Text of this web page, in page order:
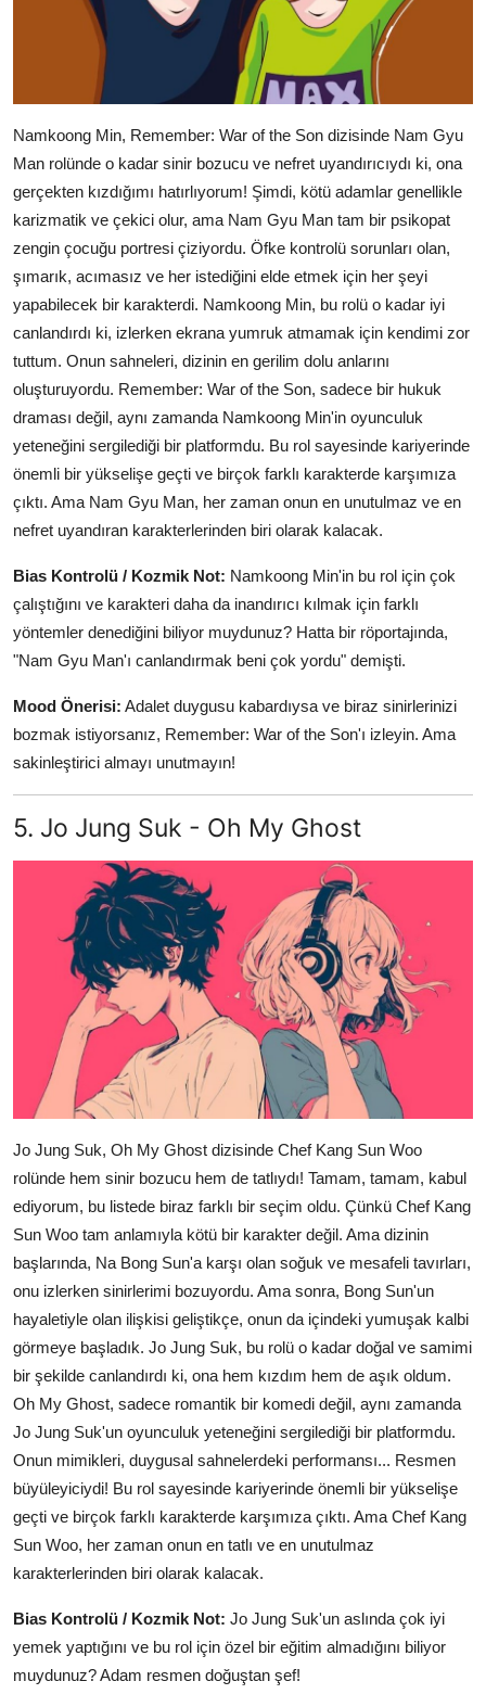
Namkoong Min, Remember: War of the Son dizisinde Nam Gyu
Man rolünde o kadar sinir bozucu ve nefret uyandırıcıydı ki, ona
gerçekten kızdığımı hatırlıyorum! Şimdi, kötü adamlar genellikle
karizmatik ve çekici olur, ama Nam Gyu Man tam bir psikopat
zengin çocuğu portresi çiziyordu. Öfke kontrolü sorunları olan,
şımarık, acımasız ve her istediğini elde etmek için her şeyi
yapabilecek bir karakterdi. Namkoong Min, bu rolü o kadar iyi
canlandırdı ki, izlerken ekrana yumruk atmamak için kendimi zor
tuttum. Onun sahneleri, dizinin en gerilim dolu anlarını
oluşturuyordu. Remember: War of the Son, sadece bir hukuk
draması değil, aynı zamanda Namkoong Min'in oyunculuk
yeteneğini sergilediği bir platformdu. Bu rol sayesinde kariyerinde
önemli bir yükselişe geçti ve birçok farklı karakterde karşımıza
çıktı. Ama Nam Gyu Man, her zaman onun en unutulmaz ve en
nefret uyandıran karakterlerinden biri olarak kalacak.
Bias Kontrolü / Kozmik Not: Namkoong Min'in bu rol için çok
çalıştığını ve karakteri daha da inandırıcı kılmak için farklı
yöntemler denediğini biliyor muydunuz? Hatta bir röportajında,
"Nam Gyu Man'ı canlandırmak beni çok yordu" demişti.
Mood Önerisi: Adalet duygusu kabardıysa ve biraz sinirlerinizi
bozmak istiyorsanız, Remember: War of the Son'ı izleyin. Ama
sakinleştirici almayı unutmayın!
5. Jo Jung Suk - Oh My Ghost
Jo Jung Suk, Oh My Ghost dizisinde Chef Kang Sun Woo
rolünde hem sinir bozucu hem de tatlıydı! Tamam, tamam, kabul
ediyorum, bu listede biraz farklı bir seçim oldu. Çünkü Chef Kang
Sun Woo tam anlamıyla kötü bir karakter değil. Ama dizinin
başlarında, Na Bong Sun'a karşı olan soğuk ve mesafeli tavırları,
onu izlerken sinirlerimi bozuyordu. Ama sonra, Bong Sun'un
hayaletiyle olan ilişkisi geliştikçe, onun da içindeki yumuşak kalbi
görmeye başladık. Jo Jung Suk, bu rolü o kadar doğal ve samimi
bir şekilde canlandırdı ki, ona hem kızdım hem de aşık oldum.
Oh My Ghost, sadece romantik bir komedi değil, aynı zamanda
Jo Jung Suk'un oyunculuk yeteneğini sergilediği bir platformdu.
Onun mimikleri, duygusal sahnelerdeki performansı... Resmen
büyüleyiciydi! Bu rol sayesinde kariyerinde önemli bir yükselişe
geçti ve birçok farklı karakterde karşımıza çıktı. Ama Chef Kang
Sun Woo, her zaman onun en tatlı ve en unutulmaz
karakterlerinden biri olarak kalacak.
Bias Kontrolü / Kozmik Not: Jo Jung Suk'un aslında çok iyi
yemek yaptığını ve bu rol için özel bir eğitim almadığını biliyor
muydunuz? Adam resmen doğuştan şef!